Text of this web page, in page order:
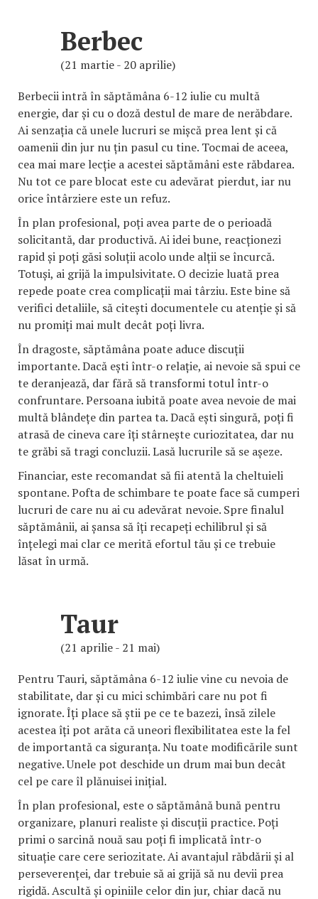
Berbec
(21 martie - 20 aprilie)
Berbecii intră în săptămâna 6-12 iulie cu multă
energie, dar și cu o doză destul de mare de nerăbdare.
Ai senzația că unele lucruri se mișcă prea lent și că
oamenii din jur nu țin pasul cu tine. Tocmai de aceea,
cea mai mare lecție a acestei săptămâni este răbdarea.
Nu tot ce pare blocat este cu adevărat pierdut, iar nu
orice întârziere este un refuz.
În plan profesional, poți avea parte de o perioadă
solicitantă, dar productivă. Ai idei bune, reacționezi
rapid și poți găsi soluții acolo unde alții se încurcă.
Totuși, ai grijă la impulsivitate. O decizie luată prea
repede poate crea complicații mai târziu. Este bine să
verifici detaliile, să citești documentele cu atenție și să
nu promiți mai mult decât poți livra.
În dragoste, săptămâna poate aduce discuții
importante. Dacă ești într-o relație, ai nevoie să spui ce
te deranjează, dar fără să transformi totul într-o
confruntare. Persoana iubită poate avea nevoie de mai
multă blândețe din partea ta. Dacă ești singură, poți fi
atrasă de cineva care îți stârnește curiozitatea, dar nu
te grăbi să tragi concluzii. Lasă lucrurile să se așeze.
Financiar, este recomandat să fii atentă la cheltuieli
spontane. Pofta de schimbare te poate face să cumperi
lucruri de care nu ai cu adevărat nevoie. Spre finalul
săptămânii, ai șansa să îți recapeți echilibrul și să
înțelegi mai clar ce merită efortul tău și ce trebuie
lăsat în urmă.
Taur
(21 aprilie - 21 mai)
Pentru Tauri, săptămâna 6-12 iulie vine cu nevoia de
stabilitate, dar și cu mici schimbări care nu pot fi
ignorate. Îți place să știi pe ce te bazezi, însă zilele
acestea îți pot arăta că uneori flexibilitatea este la fel
de importantă ca siguranța. Nu toate modificările sunt
negative. Unele pot deschide un drum mai bun decât
cel pe care îl plănuisei inițial.
În plan profesional, este o săptămână bună pentru
organizare, planuri realiste și discuții practice. Poți
primi o sarcină nouă sau poți fi implicată într-o
situație care cere seriozitate. Ai avantajul răbdării și al
perseverenței, dar trebuie să ai grijă să nu devii prea
rigidă. Ascultă și opiniile celor din jur, chiar dacă nu